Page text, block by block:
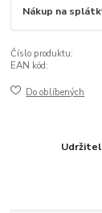
Nákup na
Číslo produktu:
EAN kód:
Do oblíbených